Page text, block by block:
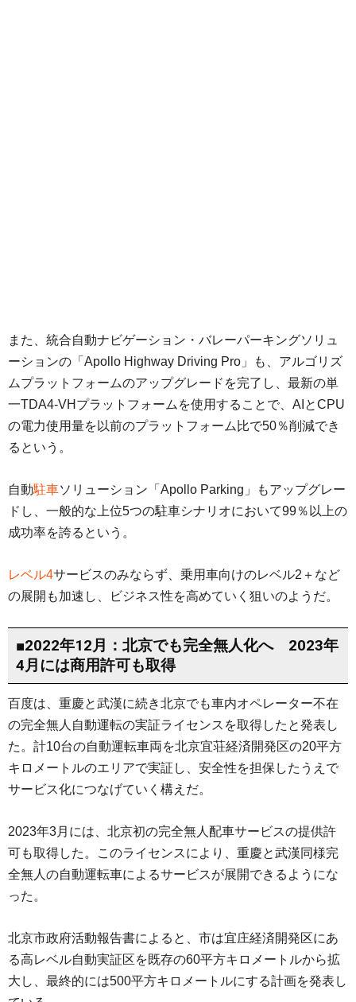
また、統合自動ナビゲーション・バレーパーキングソリュ
ーションの「Apollo Highway Driving Pro」も、アルゴリズ
ムプラットフォームのアップグレードを完了し、最新の単
一TDA4-VHプラットフォームを使用することで、AIとCPU
の電力使用量を以前のプラットフォーム比で50％削減でき
るという。
自動駐車ソリューション「Apollo Parking」もアップグレー
ドし、一般的な上位5つの駐車シナリオにおいて99％以上の
成功率を誇るという。
レベル4サービスのみならず、乗用車向けのレベル2＋など
の展開も加速し、ビジネス性を高めていく狙いのようだ。
■2022年12月：北京でも完全無人化へ 2023年
4月には商用許可も取得
百度は、重慶と武漢に続き北京でも車内オペレーター不在
の完全無人自動運転の実証ライセンスを取得したと発表し
た。計10台の自動運転車両を北京宜荘経済開発区の20平方
キロメートルのエリアで実証し、安全性を担保したうえで
サービス化につなげていく構えだ。
2023年3月には、北京初の完全無人配車サービスの提供許
可も取得した。このライセンスにより、重慶と武漢同様完
全無人の自動運転車によるサービスが展開できるようにな
った。
北京市政府活動報告書によると、市は宜庄経済開発区にあ
る高レベル自動実証区を既存の60平方キロメートルから拡
大し、最終的には500平方キロメートルにする計画を発表し